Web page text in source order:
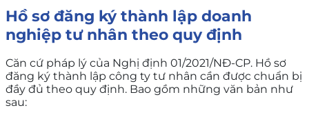
Hồ sơ đăng ký thành lập doanh
nghiệp tư nhân theo quy định
Căn cứ pháp lý của Nghị định 01/2021/NĐ-CP. Hồ sơ
đăng ký thành lập công ty tư nhân cần được chuẩn bị
đầy đủ theo quy định. Bao gồm những văn bản như
sau: